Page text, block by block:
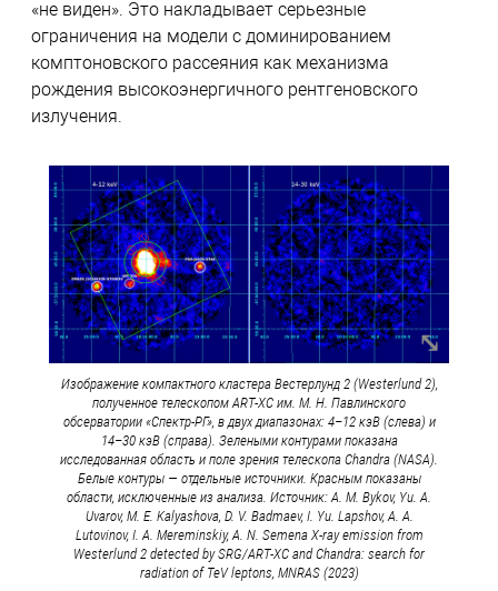
«не виден». Это накладывает серьезные
ограничения на модели с доминированием
комптоновского рассеяния как механизма
рождения высокоэнергичного рентгеновского
излучения.
Изображение компактного кластера Вестерлунд 2 (Westerlund 2),
полученное телескопом ART-XC им. М. Н. Павлинского
обсерватории «Спектр-РГ», в двух диапазонах: 4–12 кэВ (слева) и
14–30 кэВ (справа). Зелеными контурами показана
исследованная область и поле зрения телескопа Chandra (NASA).
Белые контуры — отдельные источники. Красным показаны
области, исключенные из анализа. Источник: A. M. Bykov, Yu. A.
Uvarov, M. E. Kalyashova, D. V. Badmaev, I. Yu. Lapshov, A. A.
Lutovinov, I. A. Mereminskiy, A. N. Semena X-ray emission from
Westerlund 2 detected by SRG/ART-XC and Chandra: search for
radiation of TeV leptons, MNRAS (2023)